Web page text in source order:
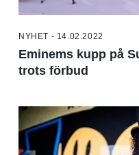
NYHET - 14.02.2022
Eminems kupp på
trots förbud